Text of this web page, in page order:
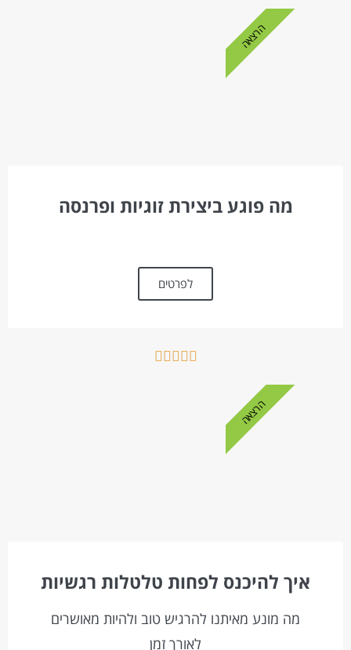
מה פוגע ביצירת זוגיות ופרנסה
לפרטים
הרצאה





איך להיכנס לפחות טלטלות רגשיות
מה מונע מאיתנו להרגיש טוב ולהיות מאושרים
לאורך זמן
הרצאה